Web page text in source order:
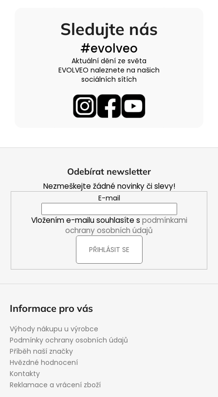
Sledujte nás
#evolveo
Aktuální dění ze světa
EVOLVEO naleznete na našich
sociálních sítích
Odebírat newsletter
Nezmeškejte žádné novinky či slevy!
E-mail
Vložením e-mailu souhlasíte s podmínkami
ochrany osobních údajů
PŘIHLÁSIT SE
Informace pro vás
Výhody nákupu u výrobce
Podmínky ochrany osobních údajů
Příběh naší značky
Hvězdné hodnocení
Kontakty
Reklamace a vrácení zboží